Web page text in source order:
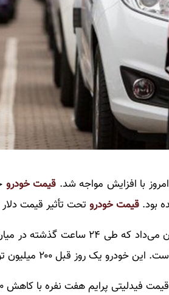
امروز با افزایش مواجه شد. قیمت خودرو
بود. قیمت خودرو تحت تأثیر قیمت
یک روز قبل ۲۰۰ میلیون تومان گران‌تر بود.
هفت نفره با کاهش ۱۵۰ میلیون تومان قیمت، در بازار ۲ میلیارد تومان شده است.